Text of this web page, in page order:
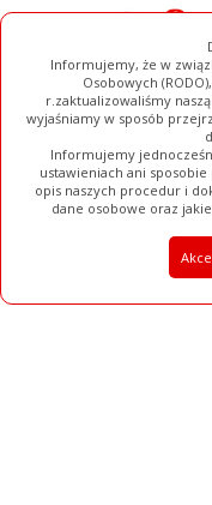
Informujemy, że w
Osobowych
r.zaktualizowaliśmy naszą
wyjaśniamy w sposób
Informujemy
ustawieniach ani
opis naszych procedur i
dane osobowe oraz
Ogłoszenia Filmy